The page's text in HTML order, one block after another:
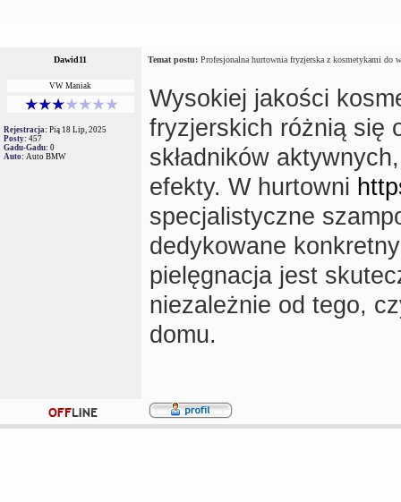
Dawid11 Temat postu: Profesjonalna hurtownia fryzjerska z kosmetykami do
VW Maniak
Rejestracja: Pią 18 Lip, 2025
Posty: 457
Gadu-Gadu: 0
Auto: Auto BMW
Wysokiej jakości
fryzjerskich różnią się
składników
efekty. W hurtowni
specjalistyczne
dedykowane
pielęgnacja jest
niezależnie od tego,
domu.